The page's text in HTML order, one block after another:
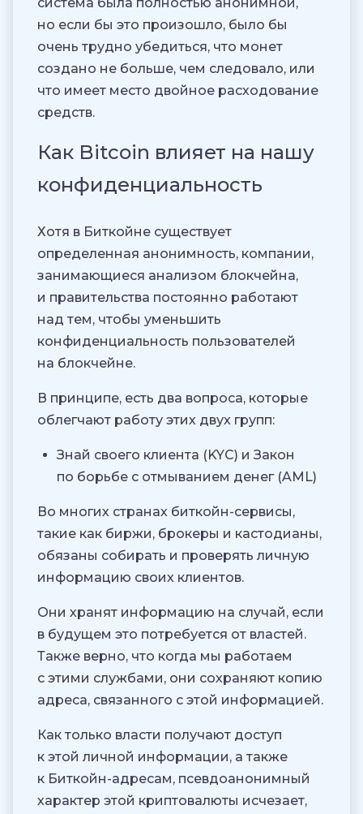
но если бы это произошло, было бы
очень трудно убедиться, что монет
создано не больше, чем следовало, или
что имеет место двойное расходование
средств.
Как Bitcoin влияет на нашу
конфиденциальность
Хотя в Биткойне существует
определенная анонимность, компании,
занимающиеся анализом блокчейна,
и правительства постоянно работают
над тем, чтобы уменьшить
конфиденциальность пользователей
на блокчейне.
В принципе, есть два вопроса, которые
облегчают работу этих двух групп:
Знай своего клиента (KYC) и Закон
по борьбе с отмыванием денег (AML)
Во многих странах биткойн-сервисы,
такие как биржи, брокеры и кастодианы,
обязаны собирать и проверять личную
информацию своих клиентов.
Они хранят информацию на случай, если
в будущем это потребуется от властей.
Также верно, что когда мы работаем
с этими службами, они сохраняют копию
адреса, связанного с этой информацией.
Как только власти получают доступ
к этой личной информации, а также
к Биткойн-адресам, псевдоанонимный
характер этой криптовалюты исчезает,